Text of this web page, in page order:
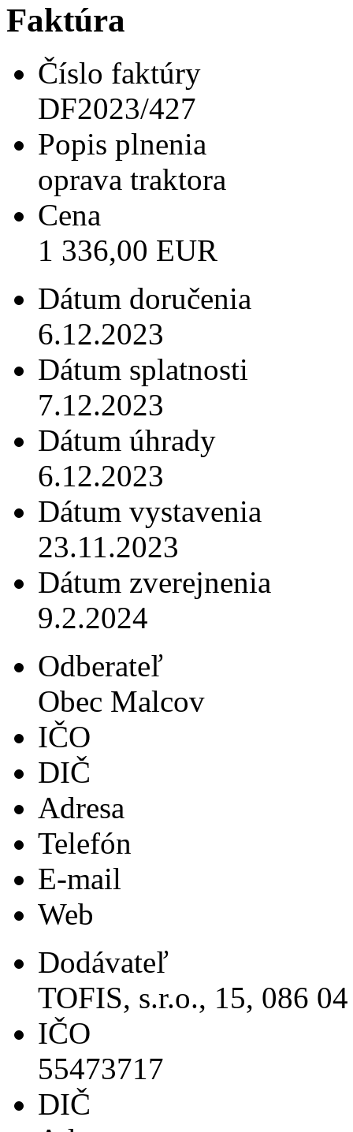
Faktúra
Číslo faktúry
DF2023/427
Popis plnenia
oprava traktora
Cena
1 336,00 EUR
Dátum doručenia
6.12.2023
Dátum splatnosti
7.12.2023
Dátum úhrady
6.12.2023
Dátum vystavenia
23.11.2023
Dátum zverejnenia
9.2.2024
Odberateľ
Obec Malcov
IČO
DIČ
Adresa
Telefón
E-mail
Web
Dodávateľ
TOFIS, s.r.o., 15, 086
IČO
55473717
DIČ